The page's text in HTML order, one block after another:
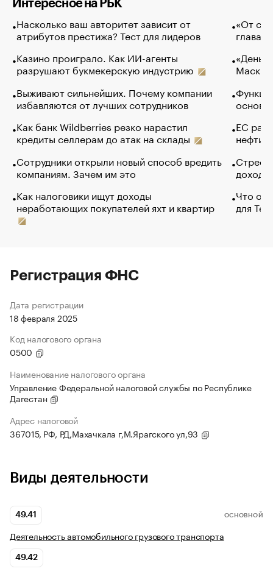
Интересное на РБК
Насколько ваш авторитет зависит от
атрибутов престижа? Тест для лидеров
Казино проиграло. Как ИИ-агенты
разрушают букмекерскую индустрию
Выживают сильнейших. Почему компании
избавляются от лучших сотрудников
Как банк Wildberries резко нарастил
кредиты селлерам до атак на склады
Сотрудники открыли новый способ вредить
компаниям. Зачем им это
Как налоговики ищут доходы
неработающих покупателей яхт и квартир
«От
глава
Маск в
основ
ЕС
нефти
Что
для
Регистрация ФНС
Дата регистрации
18 февраля 2025
Код налогового органа
0500
Наименование налогового органа
Управление Федеральной налоговой службы по Республике
Дагестан
Адрес налоговой
367015, РФ, РД,Махачкала г,М.Ярагского ул,93
Виды деятельности
49.41 ОСНОВНОЙ
Деятельность автомобильного грузового транспорта
49.42